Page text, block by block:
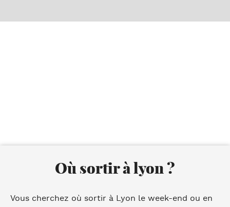
Où sortir à lyon ?
Vous cherchez où sortir à Lyon le week-end ou en